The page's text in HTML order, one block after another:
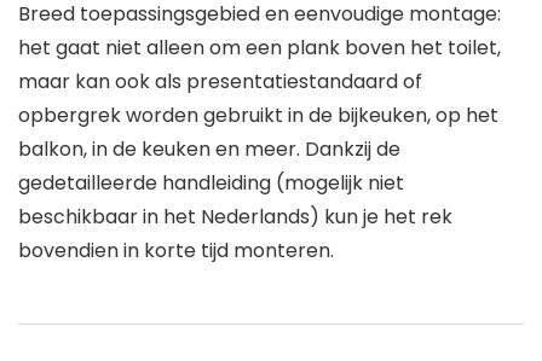
Breed toepassingsgebied en eenvoudige montage:
het gaat niet alleen om een plank boven het toilet,
maar kan ook als presentatiestandaard of
opbergrek worden gebruikt in de bijkeuken, op het
balkon, in de keuken en meer. Dankzij de
gedetailleerde handleiding (mogelijk niet
beschikbaar in het Nederlands) kun je het rek
bovendien in korte tijd monteren.